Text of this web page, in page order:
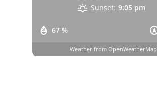
67 %
Sunset: 9:05 pm
Weather from OpenWeatherMap